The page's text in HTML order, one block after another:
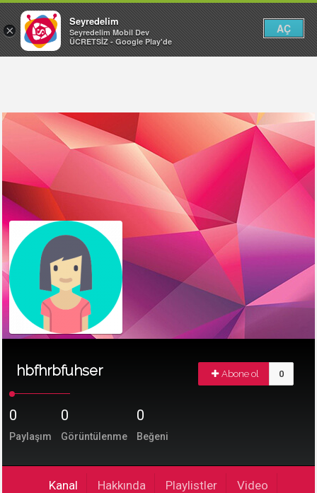
hbfhrbfuhser Abone ol 0
0
Paylaşım
0
Görüntülenme
0
Beğeni
Kanal Hakkında Playlistler
Video
×
Seyredelim
Seyredelim Mobil Dev
ÜCRETSİZ - Google Play'de
AÇ